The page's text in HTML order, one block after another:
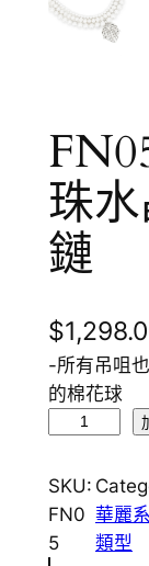
珠
鏈
$
-所有吊咀
的棉花球
0
5
三
SKU:
FN0
5
華麗
類型